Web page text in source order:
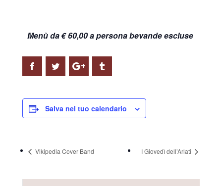
Menù da € 60,00 a persona bevande escluse
Salva nel tuo calendario
Vikipedia Cover Band I Giovedì dell’Arlati